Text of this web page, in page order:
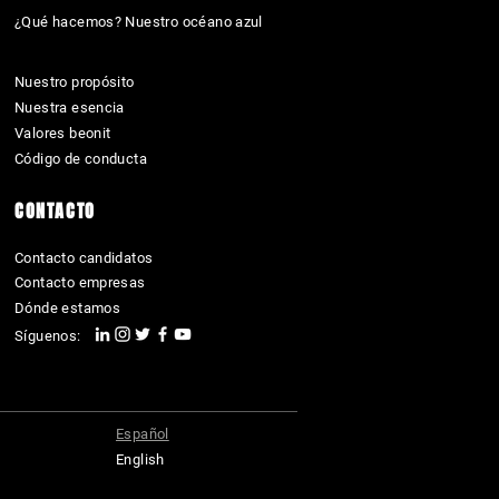
¿Qué hacemos? Nuestro océano azul
Nuestro propósito
Nuestra esencia
Valores beonit
Código de conducta
CONTACTO
Contacto candidatos
Contacto empresas
​Dónde estamos
Síguenos:
Español
English